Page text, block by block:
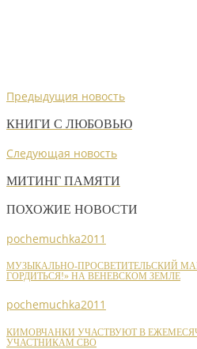
Предыдущия новость
КНИГИ С ЛЮБОВЬЮ
Следующая новость
МИТИНГ ПАМЯТИ
ПОХОЖИЕ НОВОСТИ
pochemuchka2011
МУЗЫКАЛЬНО-ПРОСВЕТИТЕЛЬСКИЙ
ГОРДИТЬСЯ!» НА ВЕНЕВСКОМ ЗЕМЛЕ
pochemuchka2011
КИМОВЧАНКИ УЧАСТВУЮТ В
УЧАСТНИКАМ СВО